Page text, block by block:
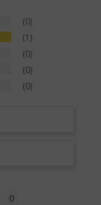
0
1
0
0
0